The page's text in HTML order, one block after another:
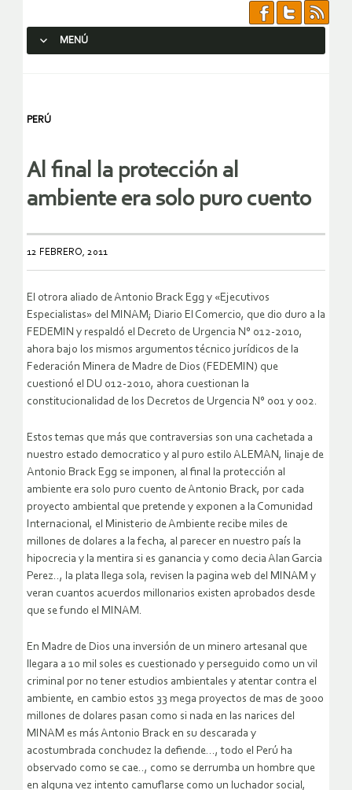
MENÚ
PERÚ
Al final la protección al
ambiente era solo puro cuento
12 FEBRERO, 2011
El otrora aliado de Antonio Brack Egg y «Ejecutivos
Especialistas» del MINAM; Diario El Comercio, que dio duro a la
FEDEMIN y respaldó el Decreto de Urgencia N° 012-2010,
ahora bajo los mismos argumentos técnico jurídicos de la
Federación Minera de Madre de Dios (FEDEMIN) que
cuestionó el DU 012-2010, ahora cuestionan la
constitucionalidad de los Decretos de Urgencia N° 001 y 002.
Estos temas que más que contraversias son una cachetada a
nuestro estado democratico y al puro estilo ALEMAN, linaje de
Antonio Brack Egg se imponen, al final la protección al
ambiente era solo puro cuento de Antonio Brack, por cada
proyecto ambiental que pretende y exponen a la Comunidad
Internacional, el Ministerio de Ambiente recibe miles de
millones de dolares a la fecha, al parecer en nuestro país la
hipocrecia y la mentira si es ganancia y como decia Alan Garcia
Perez.., la plata llega sola, revisen la pagina web del MINAM y
veran cuantos acuerdos millonarios existen aprobados desde
que se fundo el MINAM.
En Madre de Dios una inversión de un minero artesanal que
llegara a 10 mil soles es cuestionado y perseguido como un vil
criminal por no tener estudios ambientales y atentar contra el
ambiente, en cambio estos 33 mega proyectos de mas de 3000
millones de dolares pasan como si nada en las narices del
MINAM es más Antonio Brack en su descarada y
acostumbrada conchudez la defiende…, todo el Perú ha
observado como se cae.., como se derrumba un hombre que
en alguna vez intento camuflarse como un luchador social,